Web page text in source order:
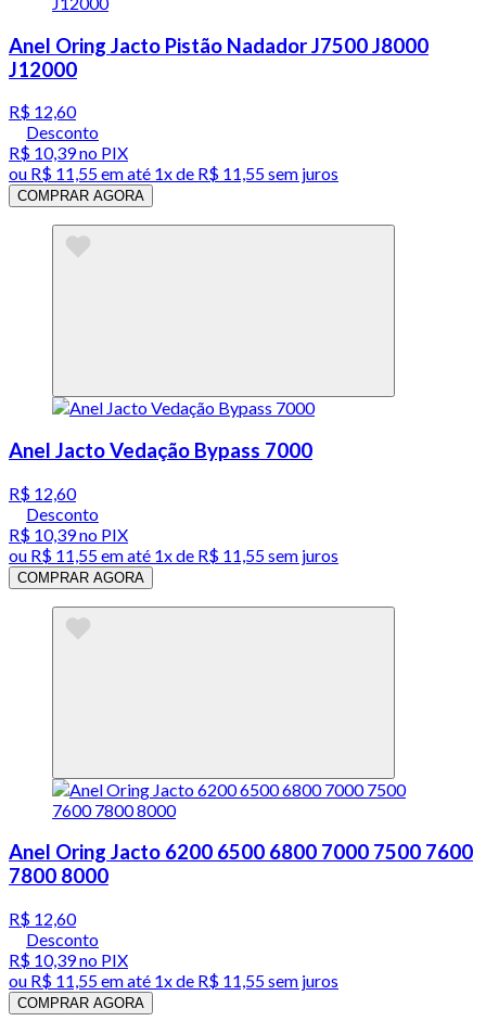
Anel Oring Jacto Pistão Nadador J7500 J8000
J12000
R$ 12,60
Desconto
R$ 10,39no PIX
ou R$ 11,55em até 1x de R$ 11,55sem juros
COMPRAR AGORA
Anel Jacto Vedação Bypass 7000
R$ 12,60
Desconto
R$ 10,39no PIX
ou R$ 11,55em até 1x de R$ 11,55sem juros
COMPRAR AGORA
Anel Oring Jacto 6200 6500 6800 7000 7500 7600
7800 8000
R$ 12,60
Desconto
R$ 10,39no PIX
ou R$ 11,55em até 1x de R$ 11,55sem juros
COMPRAR AGORA